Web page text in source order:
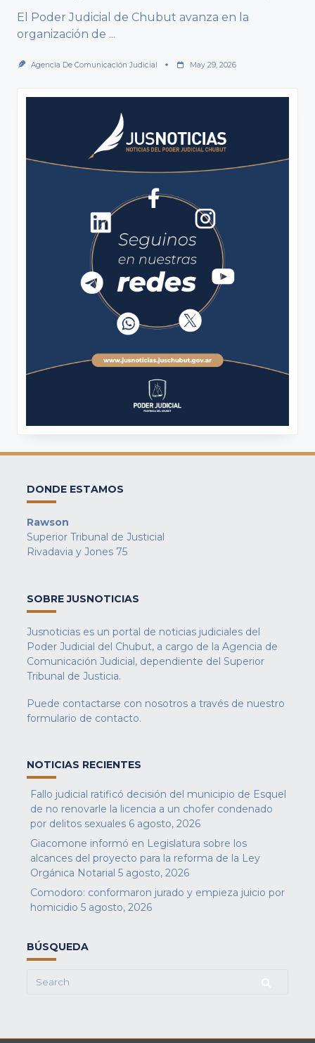
El Poder Judicial de Chubut avanza en la
organización de ...
Agencia De Comunicación Judicial May 29, 2026
DONDE ESTAMOS
Rawson
Superior Tribunal de Justicial
Rivadavia y Jones 75
SOBRE JUSNOTICIAS
Jusnoticias es un portal de noticias judiciales del
Poder Judicial del Chubut, a cargo de la Agencia de
Comunicación Judicial, dependiente del Superior
Tribunal de Justicia.
Puede contactarse con nosotros a través de nuestro
formulario de contacto.
NOTICIAS RECIENTES
Fallo judicial ratificó decisión del municipio de Esquel
de no renovarle la licencia a un chofer condenado
por delitos sexuales 6 agosto, 2026
Giacomone informó en Legislatura sobre los
alcances del proyecto para la reforma de la Ley
Orgánica Notarial 5 agosto, 2026
Comodoro: conformaron jurado y empieza juicio por
homicidio 5 agosto, 2026
BÚSQUEDA
Search